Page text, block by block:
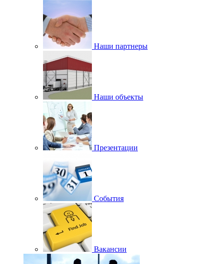
Наши партнеры
Наши объекты
Презентации
События
Вакансии